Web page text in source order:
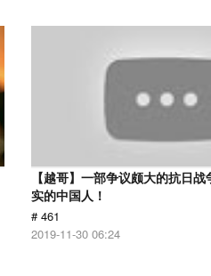
【越哥】一部争议颇大的抗日
实的中国人！
# 461
2019-11-30 06:24